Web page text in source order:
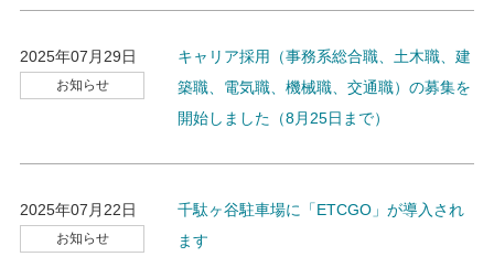
2025年07月29日
お知らせ
キャリア採用（事務系総合職、土木職、建
築職、電気職、機械職、交通職）の募集を
開始しました（8月25日まで）
2025年07月22日
お知らせ
千駄ヶ谷駐車場に「ETCGO」が導入され
ます